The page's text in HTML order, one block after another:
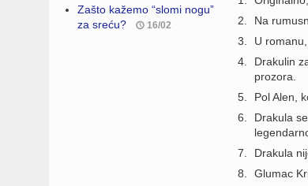
Zašto kažemo “slomi nogu”
za sreću?
16/02
Na
U
Drakulin
prozora.
Pol Alen,
Drakula
Drakula
Glumac